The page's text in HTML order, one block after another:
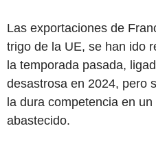
Las exportaciones de
trigo de la UE, se han ido
la temporada pasada,
desastrosa en 2024, pero
la dura competencia en
abastecido.